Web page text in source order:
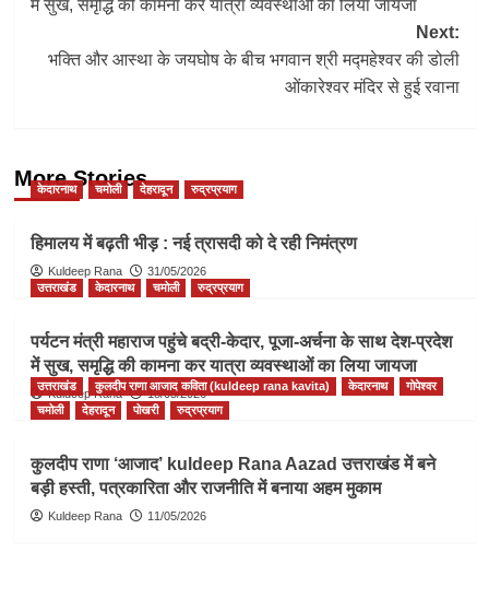
में सुख, समृद्धि की कामना कर यात्रा व्यवस्थाओं का लिया जायजा
Next:
भक्ति और आस्था के जयघोष के बीच भगवान श्री मद्महेश्वर की डोली
ओंकारेश्वर मंदिर से हुई रवाना
More Stories
केदारनाथ चमोली देहरादून रुद्रप्रयाग
हिमालय में बढ़ती भीड़ : नई त्रासदी को दे रही निमंत्रण
Kuldeep Rana
31/05/2026
उत्तराखंड
केदारनाथ चमोली रुद्रप्रयाग
पर्यटन मंत्री महाराज पहुंचे बद्री-केदार, पूजा-अर्चना के साथ देश-प्रदेश
में सुख, समृद्धि की कामना कर यात्रा व्यवस्थाओं का लिया जायजा
Kuldeep Rana 18/05/2026
उत्तराखंड कुलदीप राणा आजाद कविता (kuldeep rana kavita) केदारनाथ
गोपेश्वर
चमोली
देहरादून पोखरी रुद्रप्रयाग
कुलदीप राणा ‘आजाद’ kuldeep Rana Aazad उत्तराखंड में बने
बड़ी हस्ती, पत्रकारिता और राजनीति में बनाया अहम मुकाम
Kuldeep Rana 11/05/2026